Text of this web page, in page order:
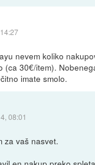
nevem koliko
(ca 30€/item).
imate smolo.
08:01
za vaš nasvet.